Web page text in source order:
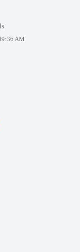
AM